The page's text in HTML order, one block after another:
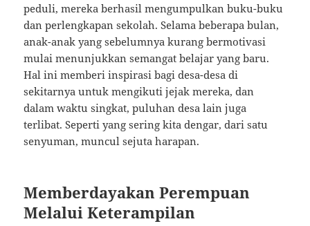
peduli, mereka berhasil mengumpulkan buku-buku
dan perlengkapan sekolah. Selama beberapa bulan,
anak-anak yang sebelumnya kurang bermotivasi
mulai menunjukkan semangat belajar yang baru.
Hal ini memberi inspirasi bagi desa-desa di
sekitarnya untuk mengikuti jejak mereka, dan
dalam waktu singkat, puluhan desa lain juga
terlibat. Seperti yang sering kita dengar, dari satu
senyuman, muncul sejuta harapan.
Memberdayakan Perempuan
Melalui Keterampilan